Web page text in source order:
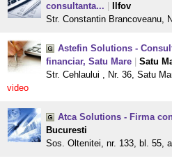
consultanta...
Ilfov
Str. Constantin Brancoveanu,
Astefin Solutions -
financiar, Satu Mare
Satu
Str. Cehlaului , Nr. 36, Satu
video
Atca Solutions - Firma
Bucuresti
Sos. Oltenitei, nr. 133, bl. 55,